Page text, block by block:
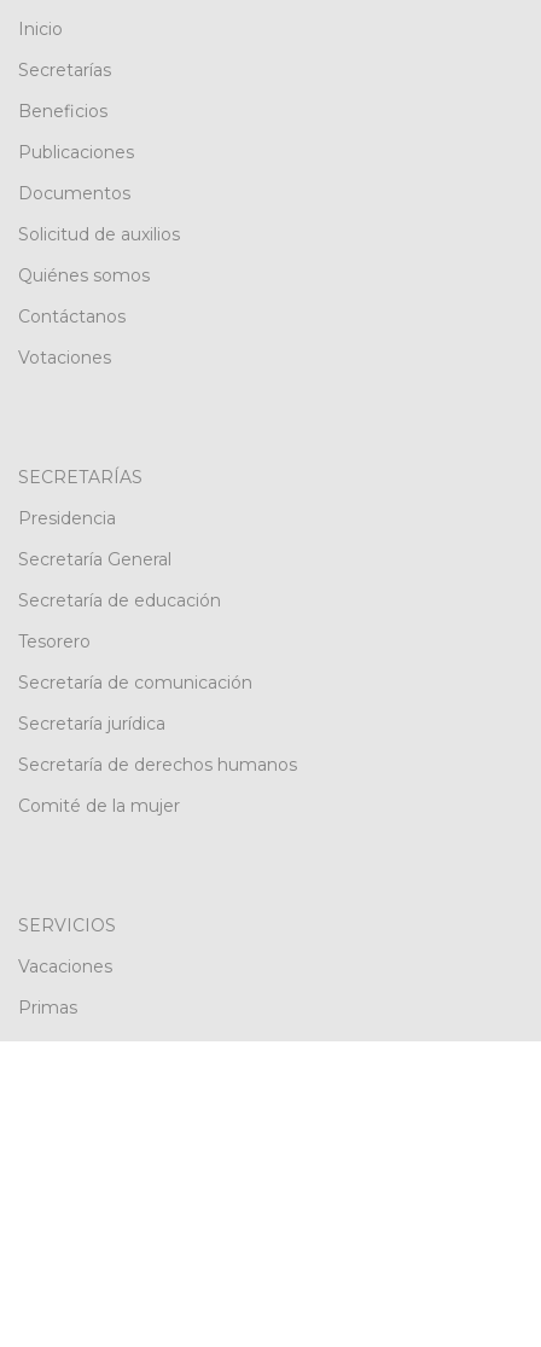
Inicio
Secretarías
Beneficios
Publicaciones
Documentos
Solicitud de auxilios
Quiénes somos
Contáctanos
Votaciones
SECRETARÍAS
Presidencia
Secretaría General
Secretaría de educación
Tesorero
Secretaría de comunicación
Secretaría jurídica
Secretaría de derechos humanos
Comité de la mujer
SERVICIOS
Vacaciones
Primas
Préstamo de vivienda